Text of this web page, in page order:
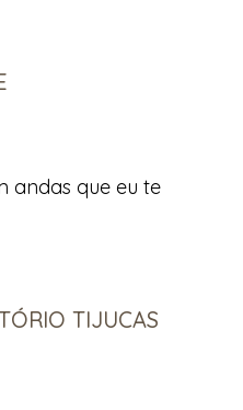
andas que eu te
TIJUCAS